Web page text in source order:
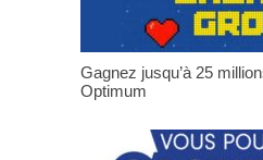
Gagnez jusqu’à 25
Optimum